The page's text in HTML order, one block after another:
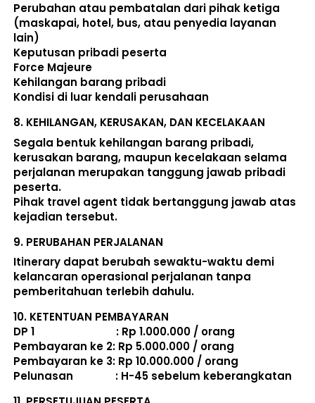
Perubahan atau pembatalan dari pihak ketiga
(maskapai, hotel, bus, atau penyedia layanan
lain)
Keputusan pribadi peserta
Force Majeure
Kehilangan barang pribadi
Kondisi di luar kendali perusahaan
8. KEHILANGAN, KERUSAKAN, DAN KECELAKAAN
Segala bentuk kehilangan barang pribadi,
kerusakan barang, maupun kecelakaan selama
perjalanan merupakan tanggung jawab pribadi
peserta.
Pihak travel agent tidak bertanggung jawab atas
kejadian tersebut.
9. PERUBAHAN PERJALANAN
Itinerary dapat berubah sewaktu-waktu demi
kelancaran operasional perjalanan tanpa
pemberitahuan terlebih dahulu.
10. KETENTUAN PEMBAYARAN
DP 1                             : Rp 1.000.000 / orang
Pembayaran ke 2: Rp 5.000.000 / orang
Pembayaran ke 3: Rp 10.000.000 / orang
Pelunasan               : H-45 sebelum keberangkatan